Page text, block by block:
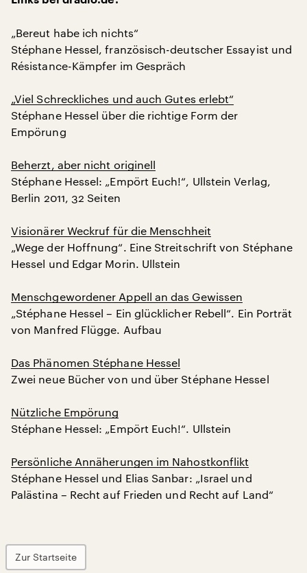
„Bereut habe ich nichts“
Stéphane Hessel, französisch-deutscher Essayist und
Résistance-Kämpfer im Gespräch
„Viel Schreckliches und auch Gutes erlebt“
Stéphane Hessel über die richtige Form der
Empörung
Beherzt, aber nicht originell
Stéphane Hessel: „Empört Euch!“, Ullstein Verlag,
Berlin 2011, 32 Seiten
Visionärer Weckruf für die Menschheit
„Wege der Hoffnung“. Eine Streitschrift von Stéphane
Hessel und Edgar Morin. Ullstein
Menschgewordener Appell an das Gewissen
„Stéphane Hessel – Ein glücklicher Rebell“. Ein Porträt
von Manfred Flügge. Aufbau
Das Phänomen Stéphane Hessel
Zwei neue Bücher von und über Stéphane Hessel
Nützliche Empörung
Stéphane Hessel: „Empört Euch!“. Ullstein
Persönliche Annäherungen im Nahostkonflikt
Stéphane Hessel und Elias Sanbar: „Israel und
Palästina – Recht auf Frieden und Recht auf Land“
Zur Startseite